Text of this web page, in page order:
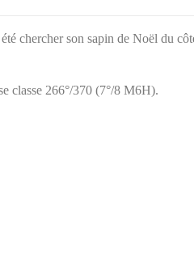
chercher son sapin de Noël du
classe 266°/370 (7°/8 M6H).